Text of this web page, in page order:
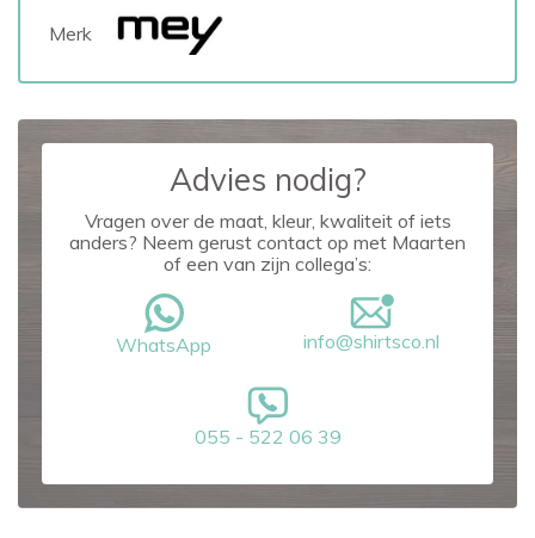
Merk
Advies nodig?
Vragen over de maat, kleur, kwaliteit of iets
anders? Neem gerust contact op met Maarten
of een van zijn collega’s:
WhatsApp info@shirtsco.nl
055 - 522 06 39